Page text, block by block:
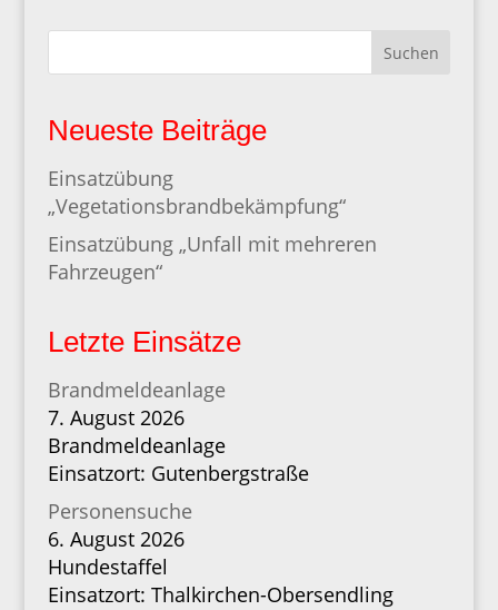
Suchen
Neueste Beiträge
Einsatzübung
„Vegetationsbrandbekämpfung“
Einsatzübung „Unfall mit mehreren
Fahrzeugen“
Letzte Einsätze
Brandmeldeanlage
7. August 2026
Brandmeldeanlage
Einsatzort: Gutenbergstraße
Personensuche
6. August 2026
Hundestaffel
Einsatzort: Thalkirchen-Obersendling